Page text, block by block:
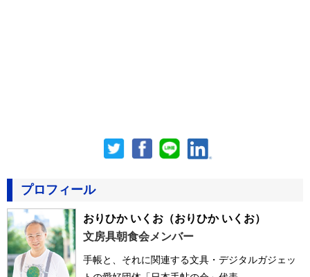
プロフィール
おりひか いくお （おりひか いくお）
文房具朝食会メンバー
手帳と、それに関連する文具・デジタルガジェッ